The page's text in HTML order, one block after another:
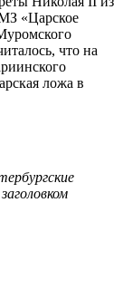
«Царское
что на
ложа в